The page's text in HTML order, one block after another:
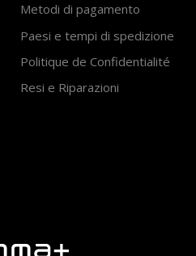
Metodi di pagamento
Paesi e tempi di spedizione
Politique de Confidentialité
Resi e Riparazioni